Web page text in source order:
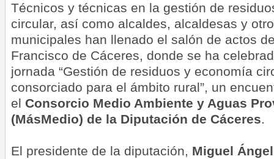
Técnicos y técnicas en la gestión de
circular, así como alcaldes, alcaldesas y
municipales han llenado el salón de actos
Francisco de Cáceres, donde se ha
jornada “Gestión de residuos y economía
consorciado para el ámbito rural”, un
el Consorcio Medio Ambiente y Aguas
(MásMedio) de la Diputación de Cáceres.
El presidente de la diputación, Miguel